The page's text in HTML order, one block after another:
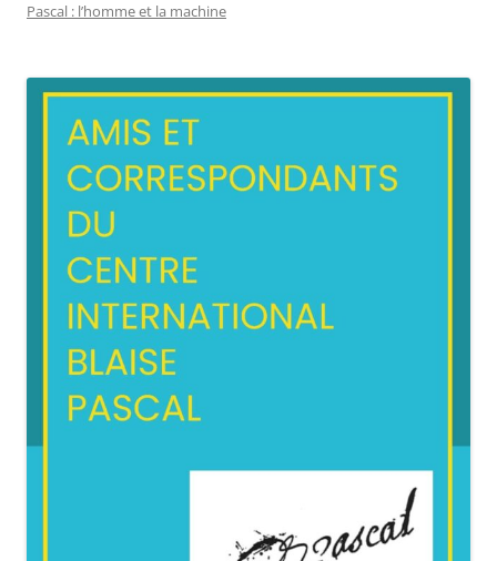
Pascal : l’homme et la machine